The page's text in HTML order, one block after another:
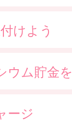
けよう
ウム貯金
ージ